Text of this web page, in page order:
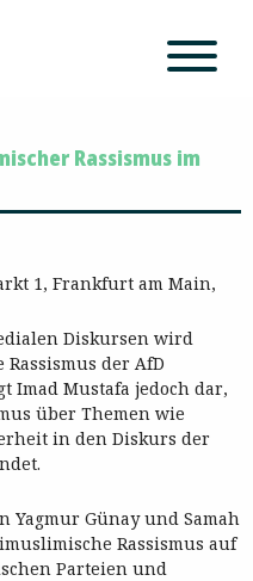
Rassismus im
1, Frankfurt am Main,
Diskursen wird
der AfD
Imad Mustafa jedoch dar,
über Themen wie
in den Diskurs der
Yagmur Günay und Samah
Rassismus auf
Parteien und